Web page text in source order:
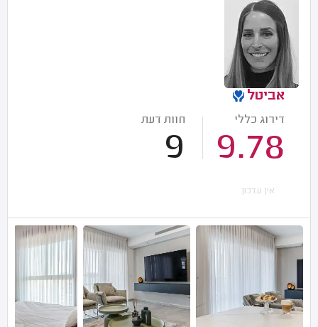
אביטל
דירוג כללי
9.78
חוות דעת
9
אין עדכון